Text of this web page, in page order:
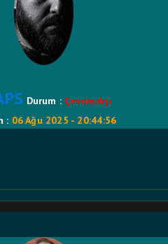
Durum : Çevrimdışı
: 06 Ağu 2025 - 20:44:56